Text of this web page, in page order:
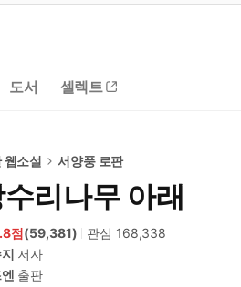
도서 셀렉트
웹소설 서양풍 로판
리나무 아래
(59,381) 관심 168,338
저자
출판